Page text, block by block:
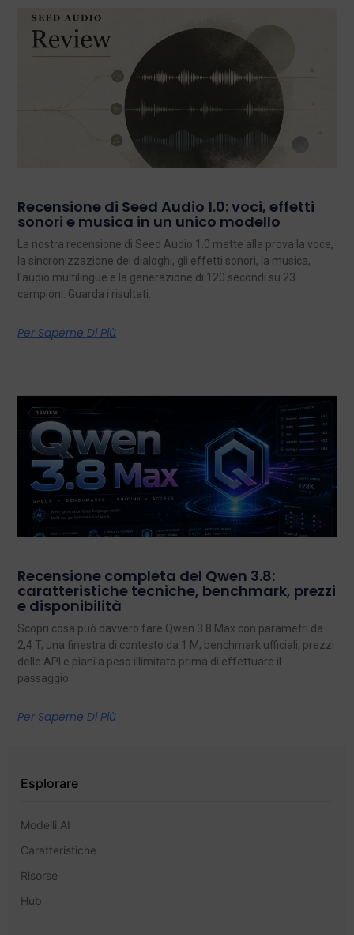
Recensione di Seed Audio 1.0: voci, effetti
sonori e musica in un unico modello
La nostra recensione di Seed Audio 1.0 mette alla prova la voce,
la sincronizzazione dei dialoghi, gli effetti sonori, la musica,
l'audio multilingue e la generazione di 120 secondi su 23
campioni. Guarda i risultati.
Per Saperne Di Più
Recensione completa del Qwen 3.8:
caratteristiche tecniche, benchmark, prezzi
e disponibilità
Scopri cosa può davvero fare Qwen 3.8 Max con parametri da
2,4 T, una finestra di contesto da 1 M, benchmark ufficiali, prezzi
delle API e piani a peso illimitato prima di effettuare il
passaggio.
Per Saperne Di Più
Esplorare
Modelli AI
Caratteristiche
Risorse
Hub